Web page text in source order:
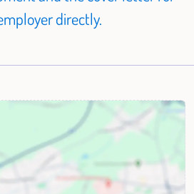
directly.